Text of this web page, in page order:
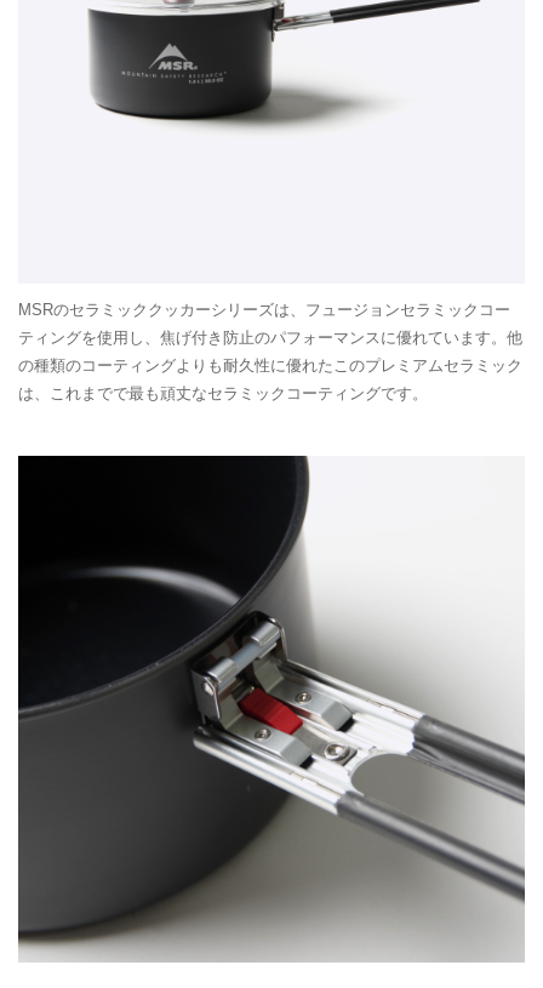
MSRのセラミッククッカーシリーズは、フュージョンセラミックコー
ティングを使用し、焦げ付き防止のパフォーマンスに優れています。他
の種類のコーティングよりも耐久性に優れたこのプレミアムセラミック
は、これまでで最も頑丈なセラミックコーティングです。